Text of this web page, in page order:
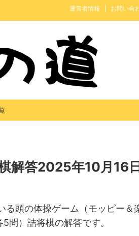
運営者情報 お問い合
解答2025年10月16
る頭の体操ゲーム（モッピー＆
問）詰将棋の解答です。